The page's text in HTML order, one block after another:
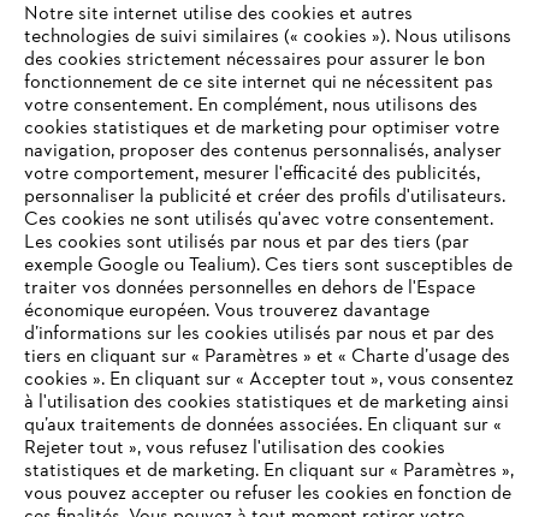
L'Entreprise
Questions / Réponses
Service
VOTRE NAVIGATEUR INTERNET
N'EST PLUS PRIS EN CHARGE
Notre site internet utilise des cookies et autres
technologies de suivi similaires (« cookies »). Nous utilisons
des cookies strictement nécessaires pour assurer le bon
fonctionnement de ce site internet qui ne nécessitent pas
votre consentement. En complément, nous utilisons des
cookies statistiques et de marketing pour optimiser votre
navigation, proposer des contenus personnalisés, analyser
votre comportement, mesurer l'efficacité des publicités,
personnaliser la publicité et créer des profils d'utilisateurs.
Ces cookies ne sont utilisés qu'avec votre consentement.
Les cookies sont utilisés par nous et par des tiers (par
exemple Google ou Tealium). Ces tiers sont susceptibles de
traiter vos données personnelles en dehors de l'Espace
économique européen. Vous trouverez davantage
d’informations sur les cookies utilisés par nous et par des
tiers en cliquant sur « Paramètres » et « Charte d’usage des
cookies ». En cliquant sur « Accepter tout », vous consentez
à l'utilisation des cookies statistiques et de marketing ainsi
qu’aux traitements de données associées. En cliquant sur «
Rejeter tout », vous refusez l'utilisation des cookies
statistiques et de marketing. En cliquant sur « Paramètres »,
vous pouvez accepter ou refuser les cookies en fonction de